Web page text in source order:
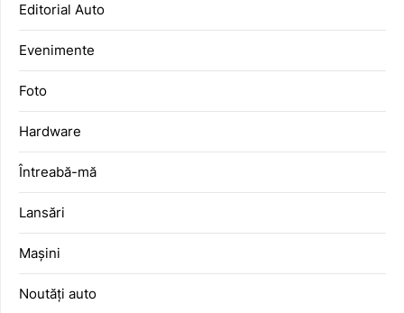
Editorial Auto
Evenimente
Foto
Hardware
Întreabă-mă
Lansări
Mașini
Noutăți auto